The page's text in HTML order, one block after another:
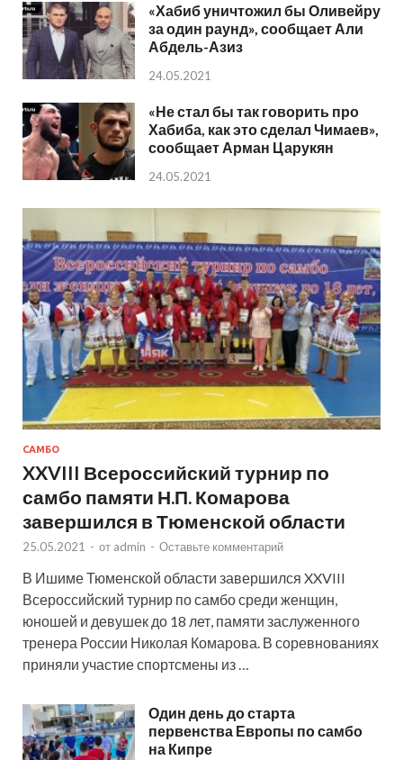
«Хабиб уничтожил бы Оливейру
за один раунд», сообщает Али
Абдель-Азиз
24.05.2021
«Не стал бы так говорить про
Хабиба, как это сделал Чимаев»,
сообщает Арман Царукян
24.05.2021
САМБО
XXVIII Всероссийский турнир по
самбо памяти Н.П. Комарова
завершился в Тюменской области
25.05.2021 - от admin - Оставьте комментарий
В Ишиме Тюменской области завершился XXVIII
Всероссийский турнир по самбо среди женщин,
юношей и девушек до 18 лет, памяти заслуженного
тренера России Николая Комарова. В соревнованиях
приняли участие спортсмены из …
Один день до старта
первенства Европы по самбо
на Кипре